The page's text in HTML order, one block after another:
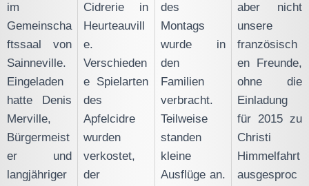
im
Gemeinscha
ftssaal von
Sainneville.
Eingeladen
hatte Denis
Merville,
Bürgermeist
er und
langjähriger
Cidrerie in
Heurteauvill
e.
Verschieden
e Spielarten
des
Apfelcidre
wurden
verkostet,
der
des
Montags
wurde in
den
Familien
verbracht.
Teilweise
standen
kleine
Ausflüge an.
aber nicht
unsere
französisch
en Freunde,
ohne die
Einladung
für 2015 zu
Christi
Himmelfahrt
ausgesproc